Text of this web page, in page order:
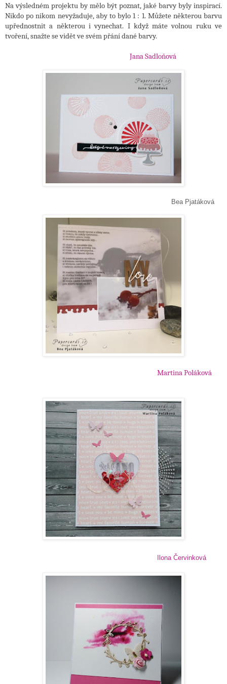
Na výsledném projektu by mělo být poznat, jaké barvy byly inspirací.
Nikdo po nikom nevyžaduje, aby to bylo 1 : 1. Můžete některou barvu
upřednostnit a některou i vynechat. I když máte volnou ruku ve
tvoření, snažte se vidět ve svém přání dané barvy.
Jana Sadloňová
Bea Pjatáková
Martina Poláková
Ilona Červinková